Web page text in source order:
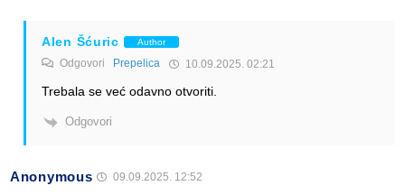
Alen Šćuric Author
Odgovori Prepelica 10.09.2025. 02:21
Trebala se već odavno otvoriti.
Odgovori
Anonymous 09.09.2025. 12:52